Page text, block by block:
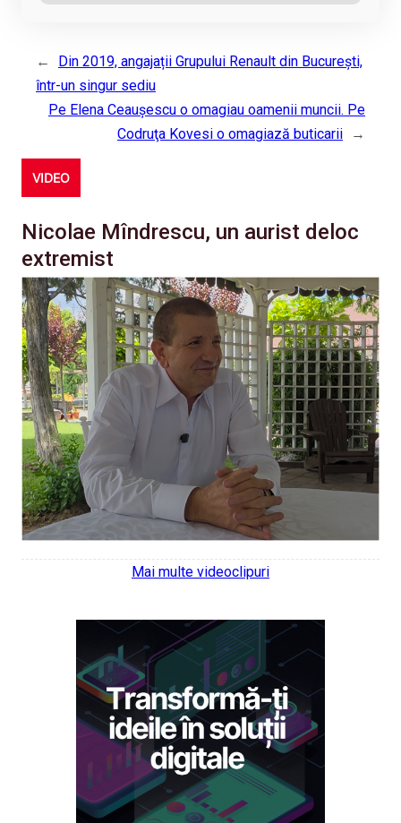
←
Din 2019, angajații Grupului Renault din București,
într-un singur sediu
Pe Elena Ceauşescu o omagiau oamenii muncii. Pe
Codruţa Kovesi o omagiază buticarii
→
VIDEO
Nicolae Mîndrescu, un aurist deloc
extremist
Mai multe videoclipuri